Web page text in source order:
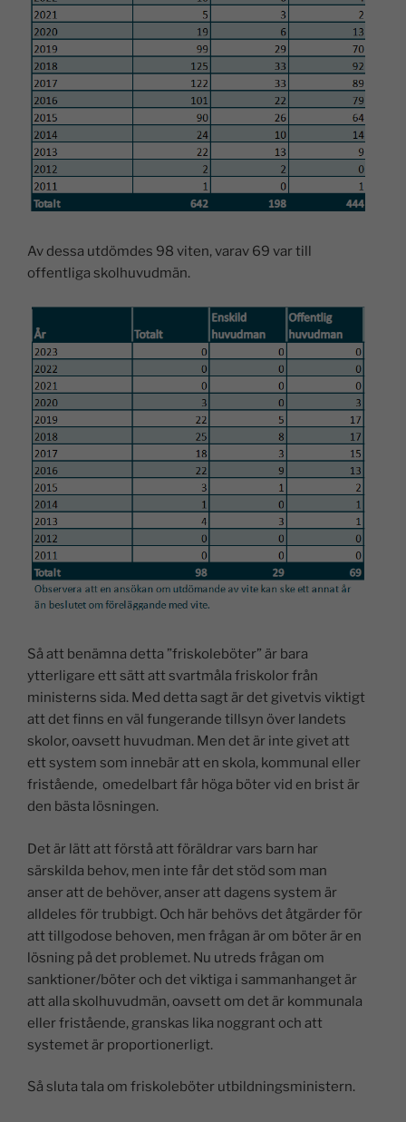
Av dessa utdömdes 98 viten, varav 69 var till
offentliga skolhuvudmän.
Så att benämna detta ”friskoleböter” är bara
ytterligare ett sätt att svartmåla friskolor från
ministerns sida. Med detta sagt är det givetvis viktigt
att det finns en väl fungerande tillsyn över landets
skolor, oavsett huvudman. Men det är inte givet att
ett system som innebär att en skola, kommunal eller
fristående, omedelbart får höga böter vid en brist är
den bästa lösningen.
Det är lätt att förstå att föräldrar vars barn har
särskilda behov, men inte får det stöd som man
anser att de behöver, anser att dagens system är
alldeles för trubbigt. Och här behövs det åtgärder för
att tillgodose behoven, men frågan är om böter är en
lösning på det problemet. Nu utreds frågan om
sanktioner/böter och det viktiga i sammanhanget är
att alla skolhuvudmän, oavsett om det är kommunala
eller fristående, granskas lika noggrant och att
systemet är proportionerligt.
Så sluta tala om friskoleböter utbildningsministern.